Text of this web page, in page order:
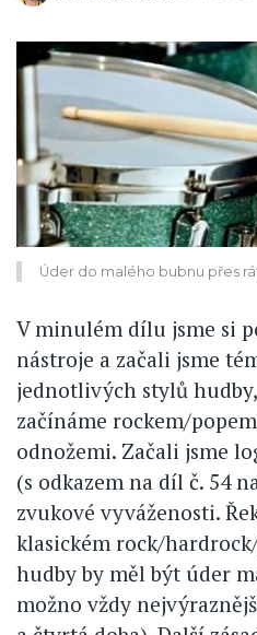
Úder do malého bubnu přes
V minulém dílu jsme si
nástroje a začali jsme
jednotlivých stylů
začínáme rockem/
odnožemi. Začali jsme
(s odkazem na díl č. 54
zvukové vyváženosti.
klasickém rock/
hudby by měl být úder
možno vždy